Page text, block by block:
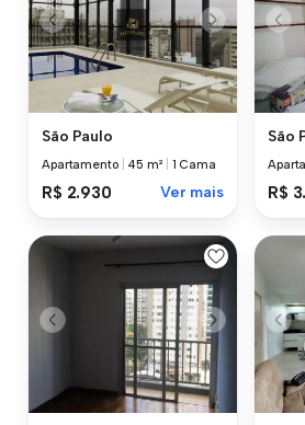
São Paulo
Apartamento 45 m² 1 Cama
R$ 2.930 Ver mais
São
R$